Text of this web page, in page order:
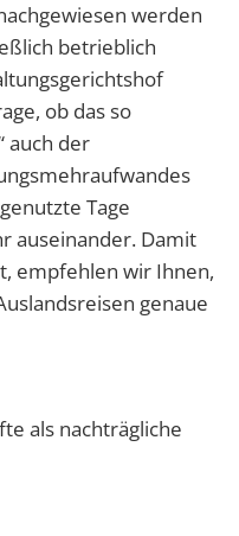
werden
betrieblich
ob das so
auch der
Tage
auseinander. Damit
empfehlen wir Ihnen,
genaue
als nachträgliche